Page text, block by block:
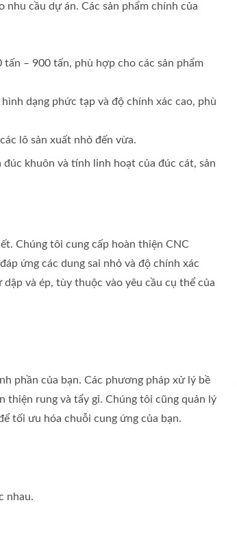
cầu dự án. Các sản phẩm chính của
– 900 tấn, phù hợp cho các sản phẩm
dạng phức tạp và độ chính xác cao, phù
lô sản xuất nhỏ đến vừa.
khuôn và tính linh hoạt của đúc cát, sản
Chúng tôi cung cấp hoàn thiện CNC
ứng các dung sai nhỏ và độ chính xác
và ép, tùy thuộc vào yêu cầu cụ thể của
phần của bạn. Các phương pháp xử lý bề
thiện rung và tẩy gỉ. Chúng tôi cũng quản lý
tối ưu hóa chuỗi cung ứng của bạn.
nhau.
Dụng Cụ Đa Năng Di Động